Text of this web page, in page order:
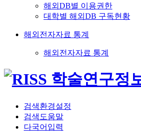
해외DB별 이용권한
대학별 해외DB 구독현황
해외전자자료 통계
해외전자자료 통계
검색환경설정
검색도움말
다국어입력